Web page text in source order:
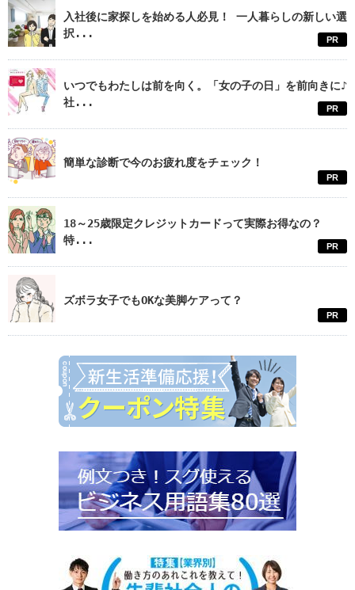
入社後に家探しを始める人必見！ 一人暮らしの新しい選
択...
PR
いつでもわたしは前を向く。「女の子の日」を前向きに♪
社...
PR
簡単な診断で今のお疲れ度をチェック！
PR
18～25歳限定クレジットカードって実際お得なの？
特...
PR
ズボラ女子でもOKな美脚ケアって？
PR